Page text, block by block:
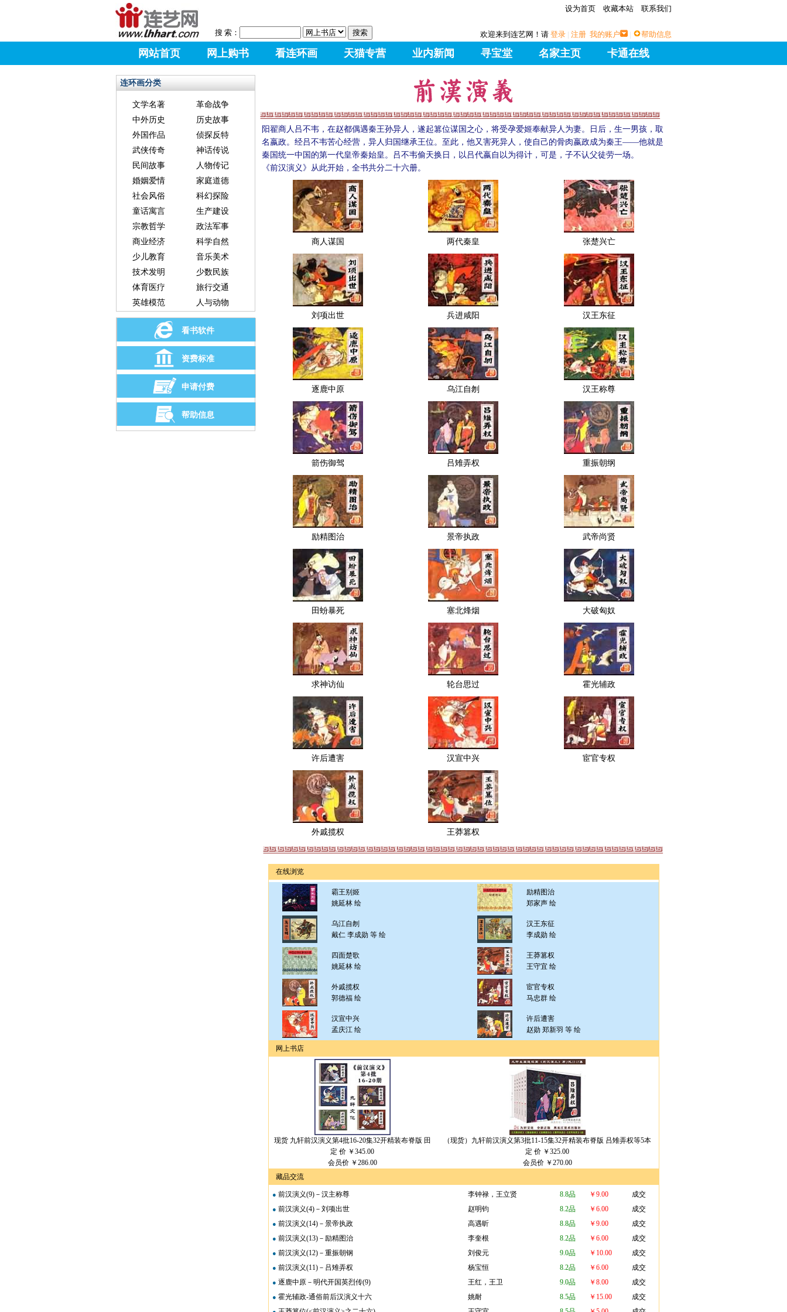
设为首页 收藏本站 联系我们
搜 索： 欢迎来到连艺网！请 登录 | 注册 我的账户 帮助信息
网站首页 网上购书 看连环画 天猫专营 业内新闻 寻宝堂 名家主页 卡通在线
连环画分类
文学名著
革命战争
中外历史
历史故事
外国作品
侦探反特
武侠传奇
神话传说
民间故事
人物传记
婚姻爱情
家庭道德
社会风俗
科幻探险
童话寓言
生产建设
宗教哲学
政法军事
商业经济
科学自然
少儿教育
音乐美术
技术发明
少数民族
体育医疗
旅行交通
英雄模范
人与动物
看书软件
资费标准
申请付费
帮助信息
阳翟商人吕不韦，在赵都偶遇秦王孙异人，遂起篡位谋国之心，将受孕爱姬奉献异人为妻。日后，生一男孩，取
名嬴政。经吕不韦苦心经营，异人归国继承王位。至此，他又害死异人，使自己的骨肉嬴政成为秦王——他就是
秦国统一中国的第一代皇帝秦始皇。吕不韦偷天换日，以吕代嬴自以为得计，可是，子不认父徒劳一场。
《前汉演义》从此开始，全书共分二十六册。
商人谋国 两代秦皇 张楚兴亡
刘项出世 兵进咸阳 汉王东征
逐鹿中原 乌江自刎 汉王称尊
箭伤御驾 吕雉弄权 重振朝纲
励精图治 景帝执政 武帝尚贤
田蚡暴死 塞北烽烟 大破匈奴
求神访仙 轮台思过 霍光辅政
许后遭害 汉宣中兴 宦官专权
外戚揽权 王莽篡权
在线浏览
霸王别姬
姚延林 绘
励精图治
郑家声 绘
乌江自刎
戴仁 李成勋 等 绘
汉王东征
李成勋 绘
四面楚歌
姚延林 绘
王莽篡权
王守宜 绘
外戚揽权
郭德福 绘
宦官专权
马忠群 绘
汉宣中兴
孟庆江 绘
许后遭害
赵勋 郑新羽 等 绘
网上书店
现货 九轩前汉演义第4批16-20集32开精装布脊版 田
定 价 ￥ 345.00
会员价 ￥286.00
（现货）九轩前汉演义第3批11-15集32开精装布脊版 吕雉弄权等5本
定 价 ￥ 325.00
会员价 ￥270.00
藏品交流
● 前汉演义(9)－汉主称尊 李钟禄，王立贤 8.8品 ￥9.00 成交
● 前汉演义(4)－刘项出世 赵明钧 8.2品 ￥6.00 成交
● 前汉演义(14)－景帝执政 高遇昕 8.8品 ￥9.00 成交
● 前汉演义(13)－励精图治 李奎根 8.2品 ￥6.00 成交
● 前汉演义(12)－重振朝钢 刘俊元 9.0品 ￥10.00 成交
● 前汉演义(11)－吕雉弄权 杨宝恒 8.2品 ￥6.00 成交
● 逐鹿中原－明代开国英烈传(9) 王红，王卫 9.0品 ￥8.00 成交
● 霍光辅政-通俗前后汉演义十六 姚耐 8.5品 ￥15.00 成交